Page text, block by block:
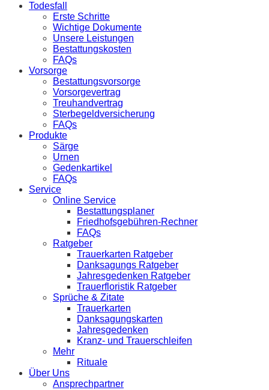
Todesfall
Erste Schritte
Wichtige Dokumente
Unsere Leistungen
Bestattungskosten
FAQs
Vorsorge
Bestattungsvorsorge
Vorsorgevertrag
Treuhandvertrag
Sterbegeldversicherung
FAQs
Produkte
Särge
Urnen
Gedenkartikel
FAQs
Service
Online Service
Bestattungsplaner
Friedhofsgebühren-Rechner
FAQs
Ratgeber
Trauerkarten Ratgeber
Danksagungs Ratgeber
Jahresgedenken Ratgeber
Trauerfloristik Ratgeber
Sprüche & Zitate
Trauerkarten
Danksagungskarten
Jahresgedenken
Kranz- und Trauerschleifen
Mehr
Rituale
Über Uns
Ansprechpartner